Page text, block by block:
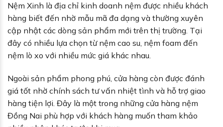
Nệm Xinh là địa chỉ kinh doanh nệm được nhiều khách
hàng biết đến nhờ mẫu mã đa dạng và thường xuyên
cập nhật các dòng sản phẩm mới trên thị trường. Tại
đây có nhiều lựa chọn từ nệm cao su, nệm foam đến
nệm lò xo với nhiều mức giá khác nhau.
Ngoài sản phẩm phong phú, cửa hàng còn được đánh
giá tốt nhờ chính sách tư vấn nhiệt tình và hỗ trợ giao
hàng tiện lợi. Đây là một trong những cửa hàng nệm
Đồng Nai phù hợp với khách hàng muốn tham khảo